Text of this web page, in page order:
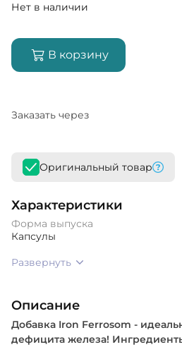
Нет в наличии
В корзину
Заказать через
Оригинальный товар
Характеристики
Форма выпуска
Капсулы
Развернуть
Описание
Добавка Iron Ferrosom -
дефицита железа!